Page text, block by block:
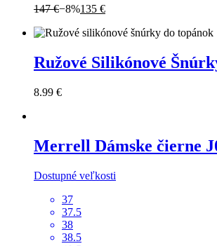
147 €−8%135 €
Ružové Silikónové
8.99 €
Merrell Dámske čierne
Dostupné veľkosti
37
37.5
38
38.5